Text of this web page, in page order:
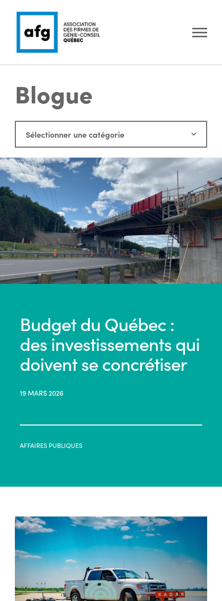
Blogue
Budget du Québec :
des investissements qui
doivent se concrétiser
19 MARS 2026
AFFAIRES PUBLIQUES